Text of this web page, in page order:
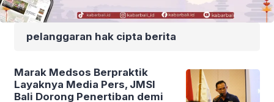
pelanggaran hak cipta berita
Marak Medsos Berpraktik
Layaknya Media Pers, JMSI
Bali Dorong Penertiban demi